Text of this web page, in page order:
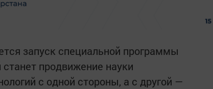
запуск специальной программы
продвижение науки
с одной стороны, а с другой —